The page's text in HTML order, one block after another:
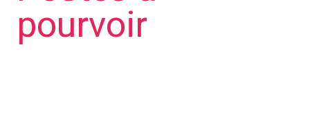
pourvoir